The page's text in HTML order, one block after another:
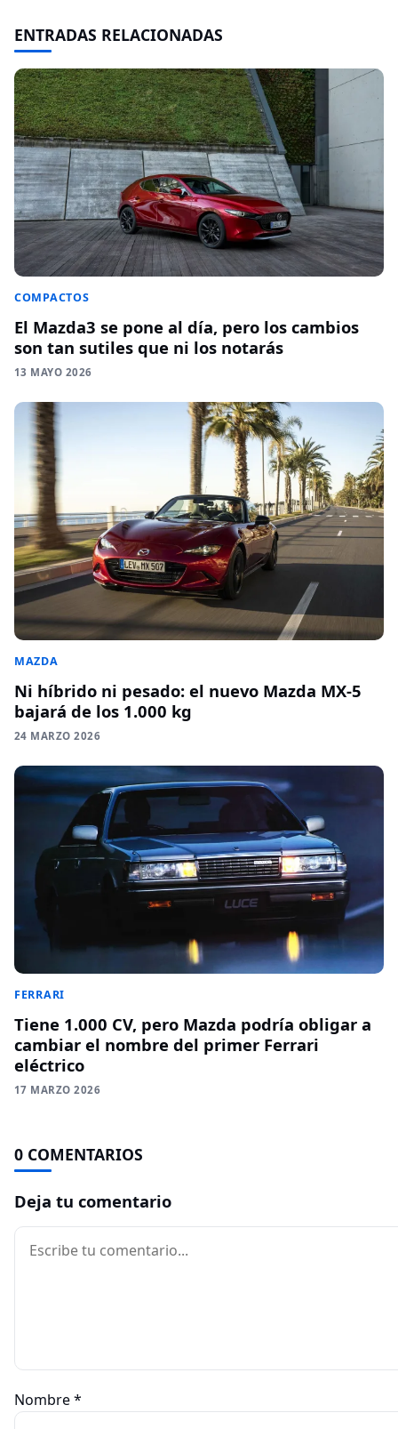
ENTRADAS RELACIONADAS
COMPACTOS
El Mazda3 se pone al día, pero los cambios
son tan sutiles que ni los notarás
13 MAYO 2026
MAZDA
Ni híbrido ni pesado: el nuevo Mazda MX-5
bajará de los 1.000 kg
24 MARZO 2026
FERRARI
Tiene 1.000 CV, pero Mazda podría obligar a
cambiar el nombre del primer Ferrari
eléctrico
17 MARZO 2026
0 COMENTARIOS
Deja tu comentario
Comentario
Nombre*